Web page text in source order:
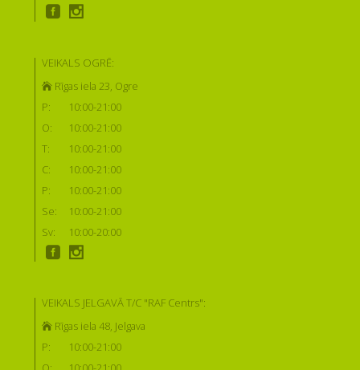
VEIKALS OGRĒ:
Rīgas iela 23, Ogre
P:
10:00-21:00
O:
10:00-21:00
T:
10:00-21:00
C:
10:00-21:00
P:
10:00-21:00
Se:
10:00-21:00
Sv:
10:00-20:00
VEIKALS JELGAVĀ T/C "RAF Centrs":
Rīgas iela 48, Jelgava
P:
10:00-21:00